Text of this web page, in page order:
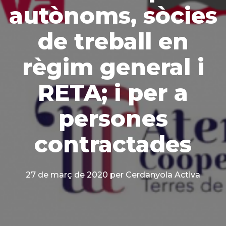
autònoms, sòcies
de treball en
règim general i
RETA; i per a
persones
contractades
27 de març de 2020 per Cerdanyola Activa